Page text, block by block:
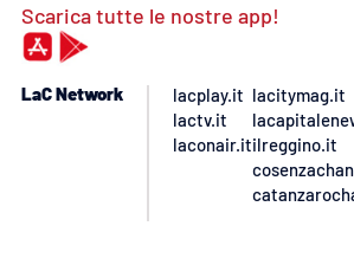
Scarica tutte le nostre app!
LaC Network
lacplay.it
lactv.it
laconair.it
lacitymag.it
ilreggino.it